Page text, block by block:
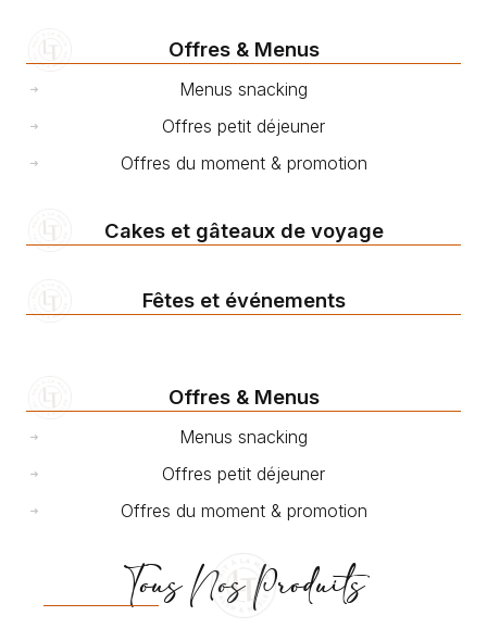
Offres & Menus
Menus snacking
Offres petit déjeuner
Offres du moment & promotion
Cakes et gâteaux de voyage
Fêtes et événements
Offres & Menus
Menus snacking
Offres petit déjeuner
Offres du moment & promotion
Tous Nos Produits